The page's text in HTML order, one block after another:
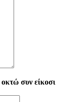
οκτώ συν είκοσι